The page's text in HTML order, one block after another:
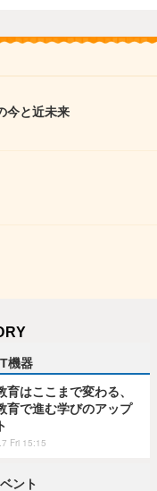
今と近未来
機器
育はここまで変わる、
育で進む学びのアップ
Fri 15:15
ント